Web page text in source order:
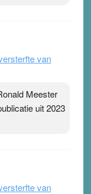
van
Meester
uit 2023
van